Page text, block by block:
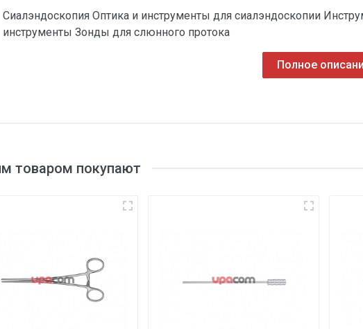
Сиалэндоскопия Оптика и инструменты для сиалэндоскопии
инструменты Зонды для слюнного протока
Полное
товаром покупают